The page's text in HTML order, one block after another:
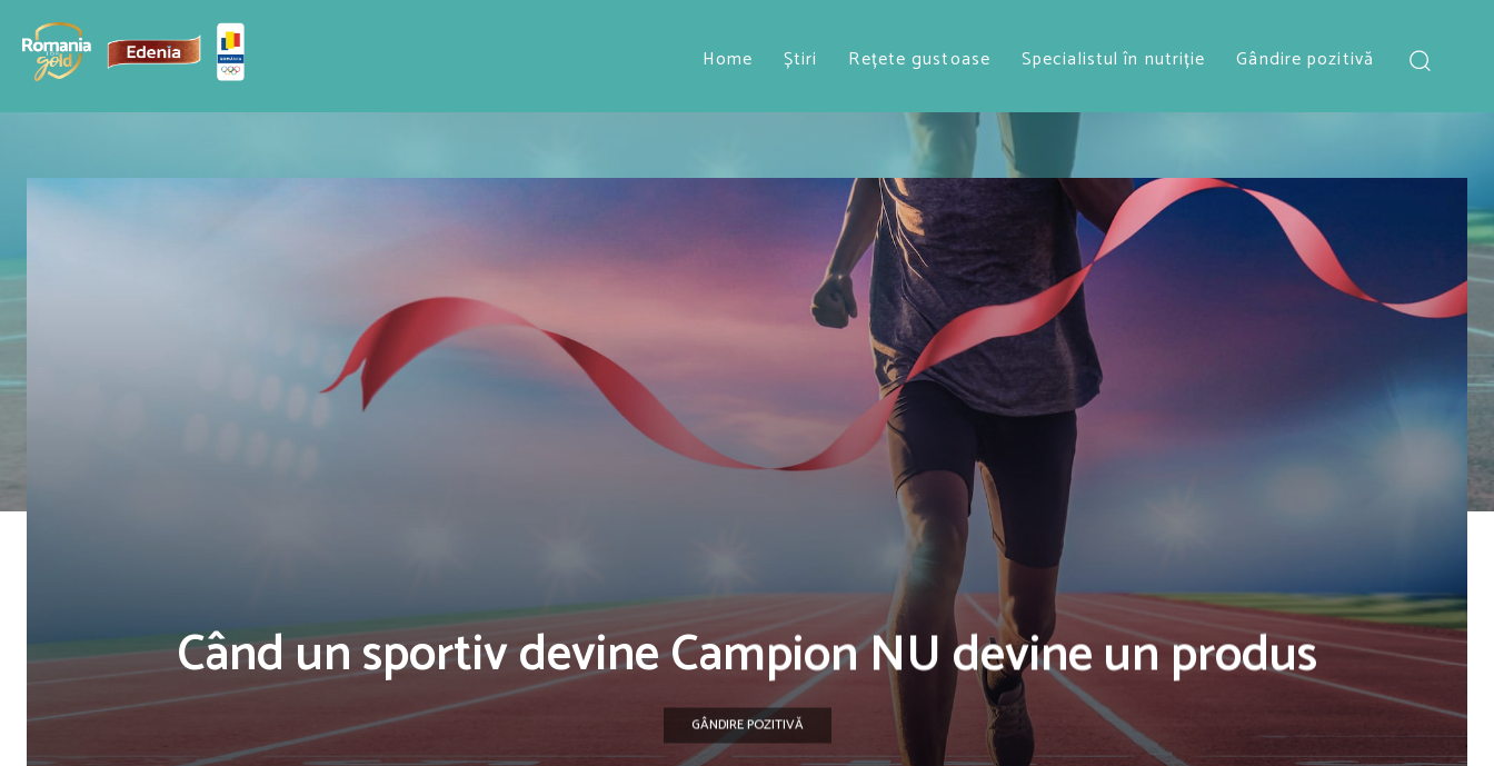
Home Știri Rețete gustoase Specialistul în nutriție Gândire pozitivă
Când un sportiv devine Campion NU devine un produs
GÂNDIRE POZITIVĂ